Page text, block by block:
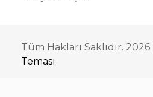
Tüm Hakları Saklıdır. 2026 |
Teması